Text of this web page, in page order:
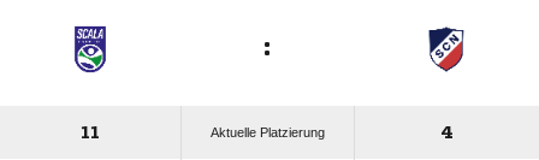
:
11 Aktuelle Platzierung 4